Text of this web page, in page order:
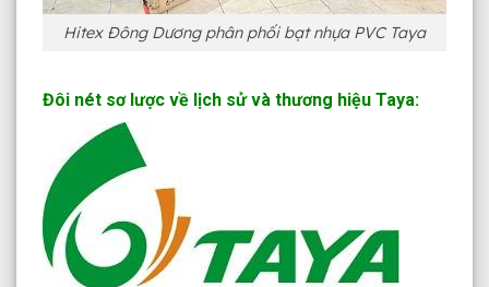
Hitex Đông Dương phân phối bạt nhựa PVC Taya
Đôi nét sơ lược về lịch sử và thương hiệu Taya: